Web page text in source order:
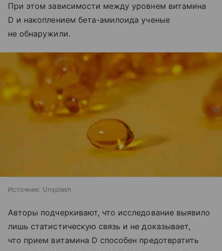
При этом зависимости между уровнем витамина
D и накоплением бета-амилоида ученые
не обнаружили.
Источник: Unsplash
Авторы подчеркивают, что исследование выявило
лишь статистическую связь и не доказывает,
что прием витамина D способен предотвратить